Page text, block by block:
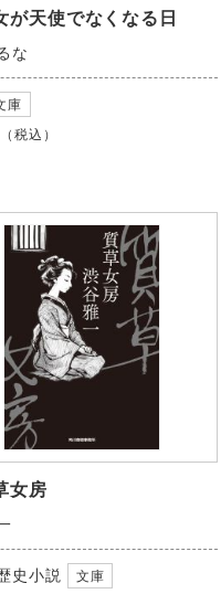
が天使でなくなる日
な
庫
（税込）
女房
史小説 文庫